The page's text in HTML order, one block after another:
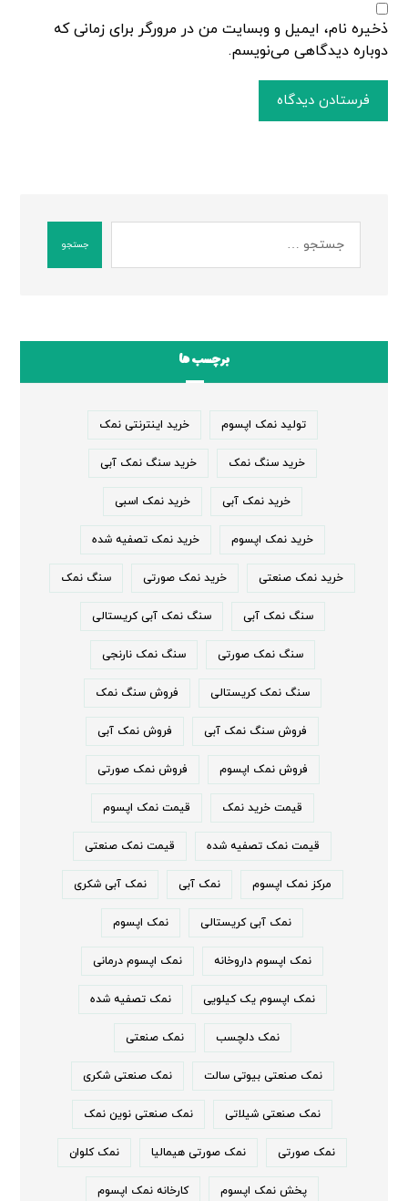
ذخیره نام، ایمیل و وبسایت من در مرورگر برای زمانی که
دوباره دیدگاهی می‌نویسم.
فرستادن دیدگاه
جستجو
برچسب ها
تولید نمک اپسوم خرید اینترنتی نمک
خرید سنگ نمک خرید سنگ نمک آبی
خرید نمک آبی خرید نمک اسبی
خرید نمک اپسوم خرید نمک تصفیه شده
خرید نمک صنعتی خرید نمک صورتی سنگ نمک
سنگ نمک آبی سنگ نمک آبی کریستالی
سنگ نمک صورتی سنگ نمک نارنجی
سنگ نمک کریستالی فروش سنگ نمک
فروش سنگ نمک آبی فروش نمک آبی
فروش نمک اپسوم فروش نمک صورتی
قیمت خرید نمک قیمت نمک اپسوم
قیمت نمک تصفیه شده قیمت نمک صنعتی
مرکز نمک اپسوم نمک آبی نمک آبی شکری
نمک آبی کریستالی نمک اپسوم
نمک اپسوم داروخانه نمک اپسوم درمانی
نمک اپسوم یک کیلویی نمک تصفیه شده
نمک دلچسب نمک صنعتی
نمک صنعتی بیوتی سالت نمک صنعتی شکری
نمک صنعتی شیلاتی نمک صنعتی نوین نمک
نمک صورتی نمک صورتی هیمالیا نمک کلوان
پخش نمک اپسوم کارخانه نمک اپسوم